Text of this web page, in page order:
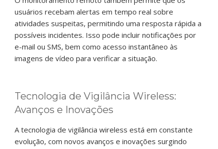
usuários recebam alertas em tempo real sobre
atividades suspeitas, permitindo uma resposta rápida a
possíveis incidentes. Isso pode incluir notificações por
e-mail ou SMS, bem como acesso instantâneo às
imagens de vídeo para verificar a situação.
Tecnologia de Vigilância Wireless:
Avanços e Inovações
A tecnologia de vigilância wireless está em constante
evolução, com novos avanços e inovações surgindo